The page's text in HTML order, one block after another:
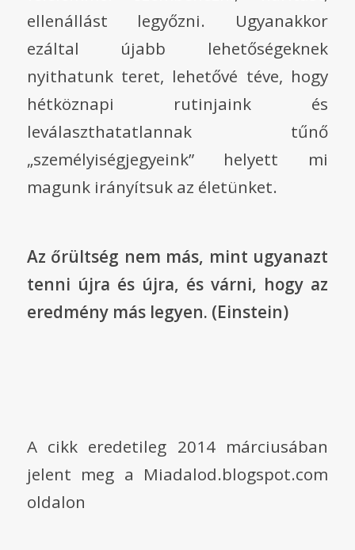
ellenállást legyőzni. Ugyanakkor
ezáltal újabb lehetőségeknek
nyithatunk teret, lehetővé téve, hogy
hétköznapi rutinjaink és
leválaszthatatlannak tűnő
„személyiségjegyeink” helyett mi
magunk irányítsuk az életünket.
Az őrültség nem más, mint ugyanazt
tenni újra és újra, és várni, hogy az
eredmény más legyen. (Einstein)
A cikk eredetileg 2014 márciusában
jelent meg a Miadalod.blogspot.com
oldalon